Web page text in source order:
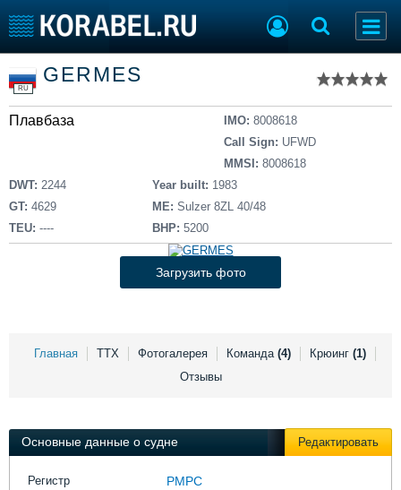
Тип судна
Добавить судно
Добавить проект
Последние 100
Пульс
Новости
Компании
Репутация
Торговая площадка
Доска объявлений
Продажа флота
Оборудование
Изделия
Материалы
Услуги
Личности
Форум
RU
GERMES
Плавбаза IMO: 8008618
Call Sign: UFWD
MMSI: 8008618
DWT: 2244
GT: 4629
TEU: ----
Year built: 1983
ME: Sulzer 8ZL 40/48
BHP: 5200
Загрузить фото
Главная ТТХ Фотогалерея Команда (4) Крюинг (1)
Отзывы
Основные данные о судне Редактировать
Регистр РМРС